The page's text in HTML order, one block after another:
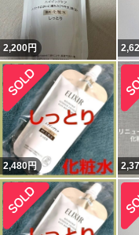
2,200円
2,480円